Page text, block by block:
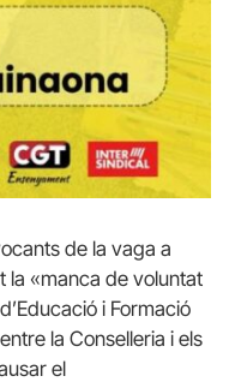
de la vaga a
la «manca de voluntat
i Formació
entre la Conselleria i els
el